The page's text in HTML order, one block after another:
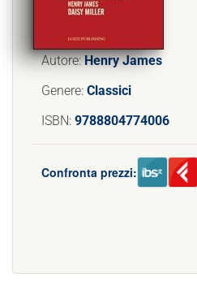
Autore:Henry James
Genere: Classici
ISBN: 9788804774006
Confronta prezzi: